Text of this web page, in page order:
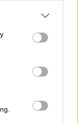
or more Google
You may click to
party tags to
in below Google
κούρσα ο
την
είναι και η
αεροπλάνα και
στροφή